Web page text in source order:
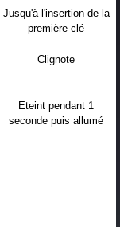
Jusqu'à l'insertion de la
première clé
Clignote
Eteint pendant 1
seconde puis allumé